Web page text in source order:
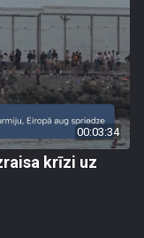
00:03:34
krīzi uz